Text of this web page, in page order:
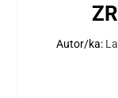
Autor/ka: